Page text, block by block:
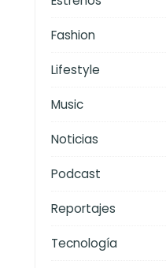
Fashion
Lifestyle
Music
Noticias
Podcast
Reportajes
Tecnología